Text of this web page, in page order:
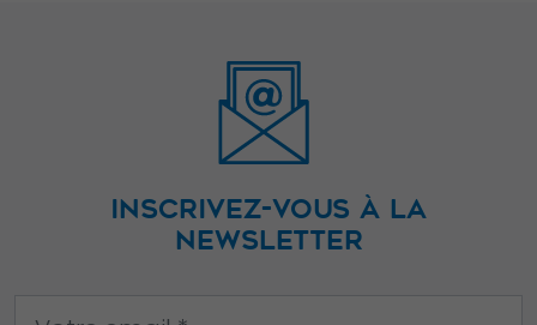
INSCRIVEZ-VOUS À LA
NEWSLETTER